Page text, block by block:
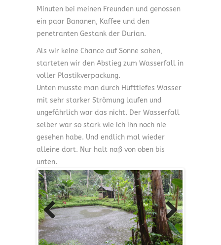
Minuten bei meinen Freunden und genossen
ein paar Bananen, Kaffee und den
penetranten Gestank der Durian.
Als wir keine Chance auf Sonne sahen,
starteten wir den Abstieg zum Wasserfall in
voller Plastikverpackung.
Unten musste man durch Hüfttiefes Wasser
mit sehr starker Strömung laufen und
ungefährlich war das nicht. Der Wasserfall
selber war so stark wie ich ihn noch nie
gesehen habe. Und endlich mal wieder
alleine dort. Nur halt naß von oben bis
unten.
Previous Next